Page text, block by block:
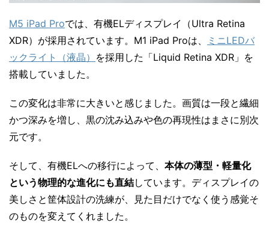
M5 iPad Proでは、有機ELディスプレイ（Ultra Retina
XDR）が採用されています。M1 iPad Proは、
ミニLEDバ
ックライト（液晶） を採用した「Liquid Retina XDR」を
搭載していました。
この変化は非常に大きいと感じました。画質は一段と繊細
かつ深みを増し、黒の沈み込みや色の再現性はまさに別次
元です。
そして、有機ELへの移行によって、 本体の薄型・軽量化
という物理的な進化にも直結しています。ディスプレイの
美しさと筐体設計の洗練が、見た目だけでなく使う感覚そ
のものを変えてくれました。